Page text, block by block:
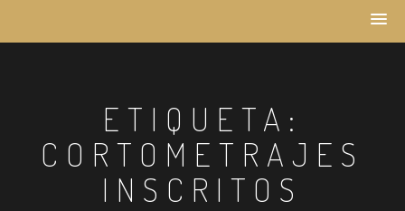
ETIQUETA:
CORTOMETRAJES
INSCRITOS